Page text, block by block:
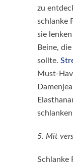
zu
schlanke
sie
Beine,
sollte.
Must-
5. Mit
Schlanke